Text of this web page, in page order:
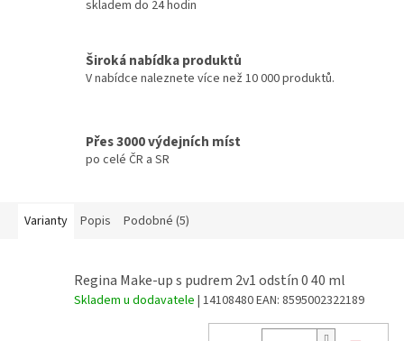
skladem do 24 hodin
Široká nabídka produktů
V nabídce naleznete více než 10 000 produktů.
Přes 3000 výdejních míst
po celé ČR a SR
Varianty Popis Podobné (5)
Regina Make-up s pudrem 2v1 odstín 0 40 ml
Skladem u dodavatele | 14108480EAN: 8595002322189